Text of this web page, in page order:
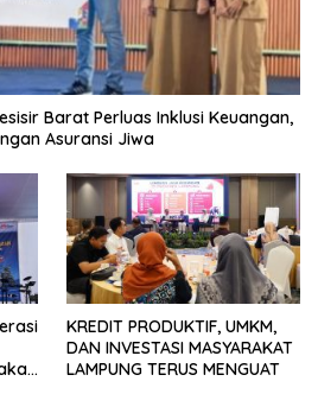
Barat Perluas Inklusi Keuangan,
Asuransi Jiwa
KREDIT PRODUKTIF, UMKM,
DAN INVESTASI MASYARAKAT
LAMPUNG TERUS MENGUAT